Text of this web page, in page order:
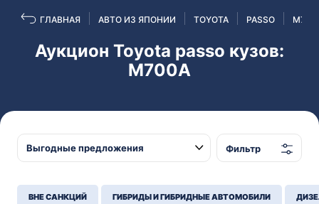
ГЛАВНАЯ АВТО ИЗ ЯПОНИИ TOYOTA PASSO
Аукцион Toyota passo кузов:
M700A
Фильтр
ВНЕ САНКЦИЙ ГИБРИДЫ И ГИБРИДНЫЕ АВТОМОБИЛИ